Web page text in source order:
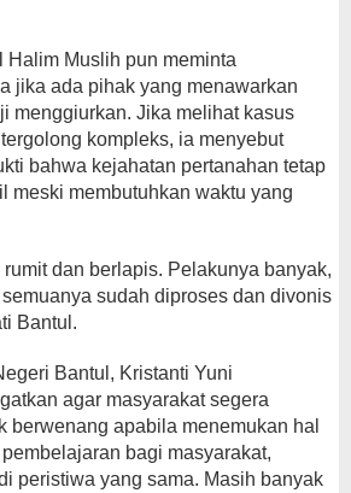
Halim Muslih pun meminta
jika ada pihak yang menawarkan
menggiurkan. Jika melihat kasus
kompleks, ia menyebut
bahwa kejahatan pertanahan tetap
meski membutuhkan waktu yang
dan berlapis. Pelakunya banyak,
sudah diproses dan divonis
Bantul.
Bantul, Kristanti Yuni
agar masyarakat segera
berwenang apabila menemukan hal
bagi masyarakat,
peristiwa yang sama. Masih banyak